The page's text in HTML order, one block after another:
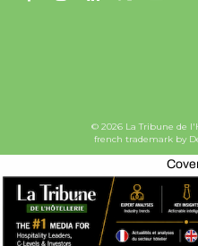
© 2026 La Tribune de
french trademark by